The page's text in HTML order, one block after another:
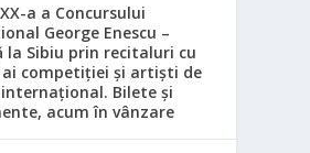
a a Concursului
George Enescu –
la Sibiu prin recitaluri cu
competiției și artiști de
Bilete și
acum în vânzare